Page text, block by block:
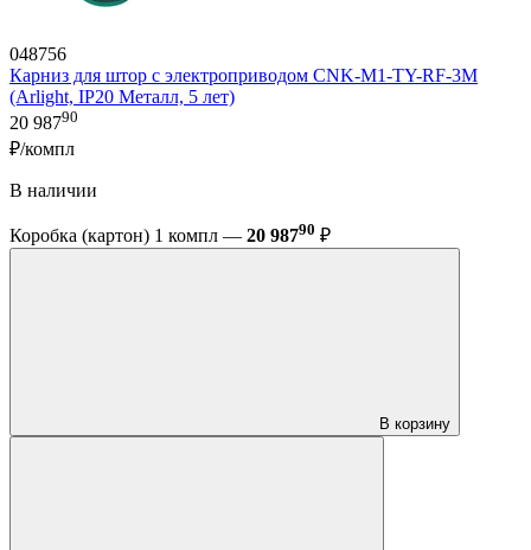
048756
Карниз для штор с электроприводом CNK-M1-TY-RF-3M
(Arlight, IP20 Металл, 5 лет)
20 98790
₽/компл
В наличии
Коробка (картон) 1 компл — 20 98790 ₽
В корзину